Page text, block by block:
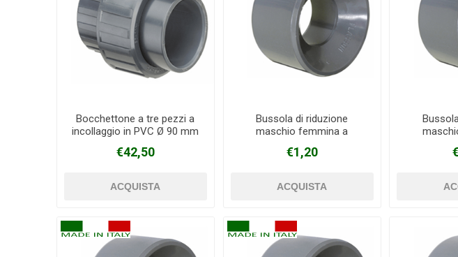
Bocchettone a tre pezzi a
incollaggio in PVC Ø 90 mm
€42,50
Bussola di riduzione
maschio femmina a
X 32 mm
€1,20